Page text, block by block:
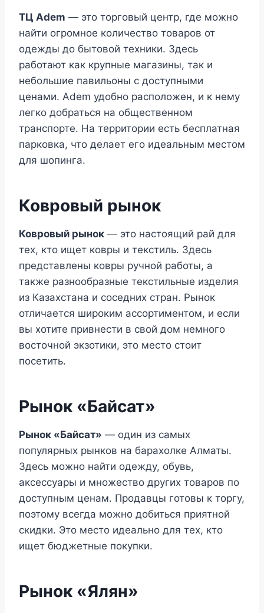
ТЦ Adem — это торговый центр, где можно
найти огромное количество товаров от
одежды до бытовой техники. Здесь
работают как крупные магазины, так и
небольшие павильоны с доступными
ценами. Adem удобно расположен, и к нему
легко добраться на общественном
транспорте. На территории есть бесплатная
парковка, что делает его идеальным местом
для шопинга.
Ковровый рынок
Ковровый рынок — это настоящий рай для
тех, кто ищет ковры и текстиль. Здесь
представлены ковры ручной работы, а
также разнообразные текстильные изделия
из Казахстана и соседних стран. Рынок
отличается широким ассортиментом, и если
вы хотите привнести в свой дом немного
восточной экзотики, это место стоит
посетить.
Рынок «Байсат»‎
Рынок «Байсат» — один из самых
популярных рынков на барахолке Алматы.
Здесь можно найти одежду, обувь,
аксессуары и множество других товаров по
доступным ценам. Продавцы готовы к торгу,
поэтому всегда можно добиться приятной
скидки. Это место идеально для тех, кто
ищет бюджетные покупки.
Рынок «Ялян»‎